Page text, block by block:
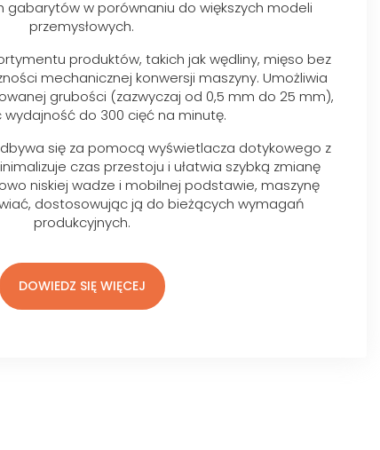
gabarytów w porównaniu do większych modeli
przemysłowych.
produktów, takich jak wędliny, mięso bez
mechanicznej konwersji maszyny. Umożliwia
grubości (zazwyczaj od 0,5 mm do 25 mm),
do 300 cięć na minutę.
się za pomocą wyświetlacza dotykowego z
czas przestoju i ułatwia szybką zmianę
niskiej wadze i mobilnej podstawie, maszynę
dostosowując ją do bieżących wymagań
produkcyjnych.
DOWIEDZ SIĘ WIĘCEJ